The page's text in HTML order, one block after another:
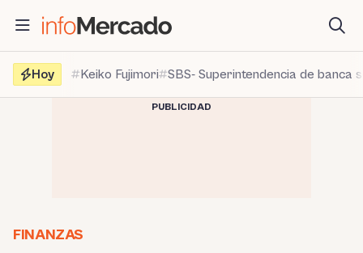
contenido
Hoy
Keiko Fujimori SBS- Superintendencia de banca
PUBLICIDAD
FINANZAS